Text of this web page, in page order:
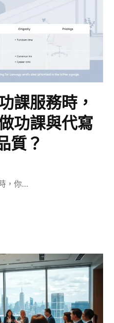
課服務時，
功課與代寫
質？
，你…